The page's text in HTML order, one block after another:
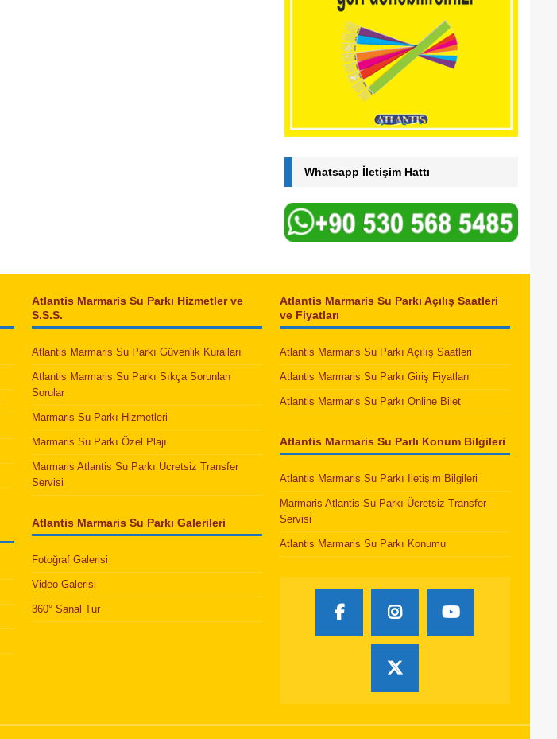
Whatsapp İletişim Hattı
Atlantis Marmaris Su Parkı Hizmetler ve
S.S.S.
Atlantis Marmaris Su Parkı Güvenlik Kuralları
Atlantis Marmaris Su Parkı Sıkça Sorunlan
Sorular
Marmaris Su Parkı Hizmetleri
Marmaris Su Parkı Özel Plajı
Marmaris Atlantis Su Parkı Ücretsiz Transfer
Servisi
Atlantis Marmaris Su Parkı Galerileri
Fotoğraf Galerisi
Video Galerisi
360° Sanal Tur
Atlantis Marmaris Su Parkı Açılış Saatleri
ve Fiyatları
Atlantis Marmaris Su Parkı Açılış Saatleri
Atlantis Marmaris Su Parkı Giriş Fiyatları
Atlantis Marmaris Su Parkı Online Bilet
Atlantis Marmaris Su Parlı Konum Bilgileri
Atlantis Marmaris Su Parkı İletişim Bilgileri
Marmaris Atlantis Su Parkı Ücretsiz Transfer
Servisi
Atlantis Marmaris Su Parkı Konumu